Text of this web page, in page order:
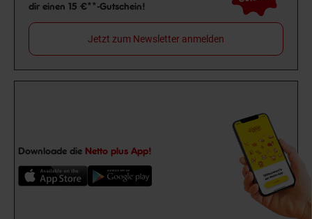
dir einen 15 €**-Gutschein!
Jetzt zum Newsletter anmelden
Downloade die Netto plus App!